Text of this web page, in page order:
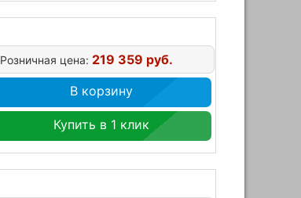
Розничная цена: 219 359 руб.
В корзину
Купить в 1 клик